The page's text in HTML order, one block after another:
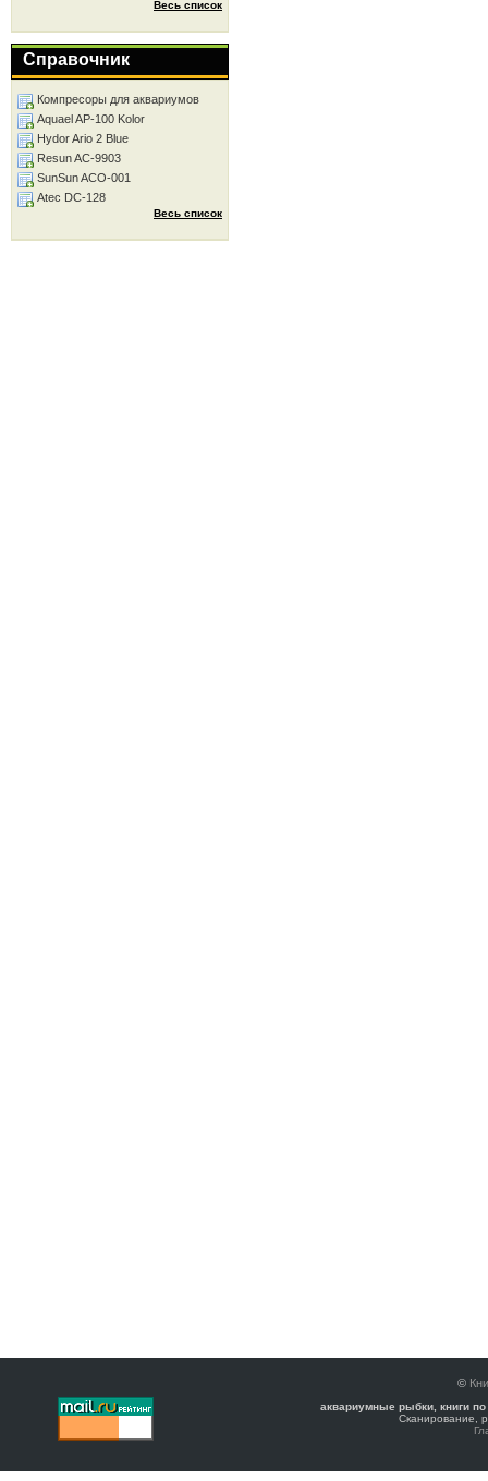
Весь список
Справочник
Компресоры для аквариумов
Aquael AP-100 Kolor
Hydor Ario 2 Blue
Resun AC-9903
SunSun ACO-001
Atec DC-128
Весь список
©
аквариумные рыбки, книги
Сканирование,